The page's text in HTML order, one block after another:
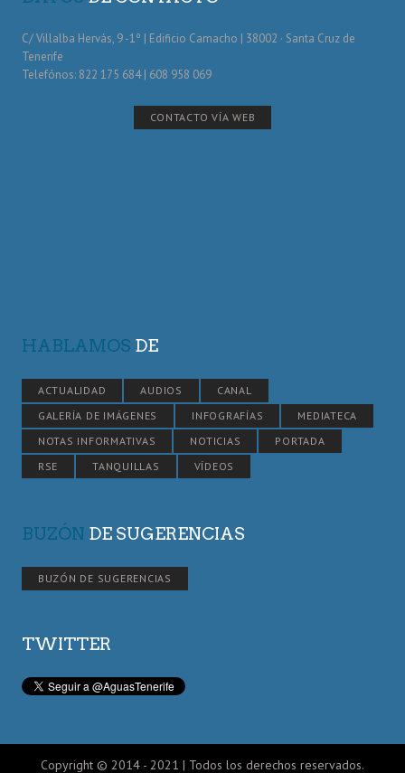
C/ Villalba Hervás, 9 -1º | Edificio Camacho | 38002 · Santa Cruz de
Tenerife
Telefónos: 822 175 684 | 608 958 069
CONTACTO VÍA WEB
HABLAMOS DE
ACTUALIDAD AUDIOS
CANAL
GALERÍA DE IMÁGENES
INFOGRAFÍAS
MEDIATECA
NOTAS INFORMATIVAS
NOTICIAS
PORTADA
RSE
TANQUILLAS VÍDEOS
BUZÓN DE SUGERENCIAS
BUZÓN DE SUGERENCIAS
TWITTER
Copyright © 2014 - 2021 | Todos los derechos reservados.